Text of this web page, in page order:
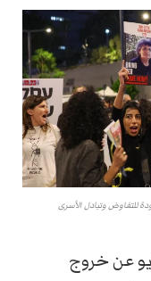
للتفاوض وتبادل الأسرى
عن خروج